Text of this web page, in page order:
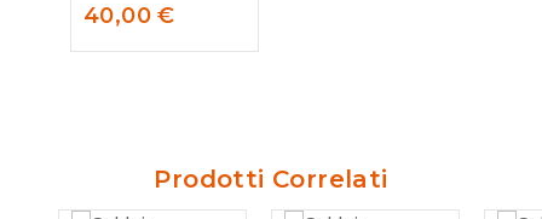
0
out
40,00€
Prodotti Correlati